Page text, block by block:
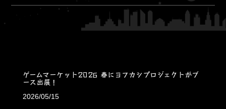
ゲームマーケット2026 春にヨフカシプロジェクトがブ
ース出展！
2026/05/15